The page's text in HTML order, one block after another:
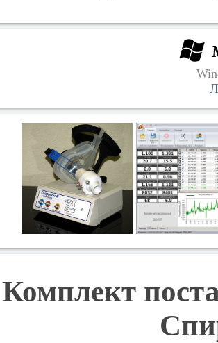
Комплект